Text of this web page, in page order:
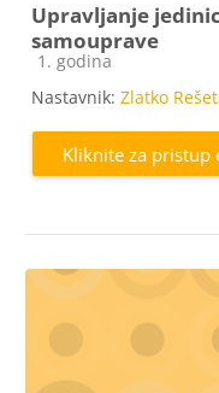
Upravljanje
samouprave
Kategorija e-kolegija
1. godina
Nastavnik: Zlatko
Kliknite za pristup